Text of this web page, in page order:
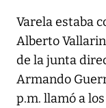
Varela estaba
Alberto
de la junta
Armando
p.m. llamó a